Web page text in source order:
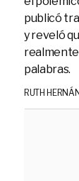
publicó
y reveló
palabras.
RUTH